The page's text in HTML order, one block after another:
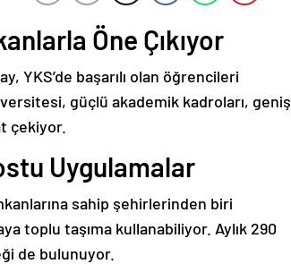
Öne Çıkıyor
YKS’de başarılı olan öğrencileri
güçlü akademik kadroları, geniş
çekiyor.
Uygulamalar
sahip şehirlerinden biri
toplu taşıma kullanabiliyor. Aylık 290
de bulunuyor.